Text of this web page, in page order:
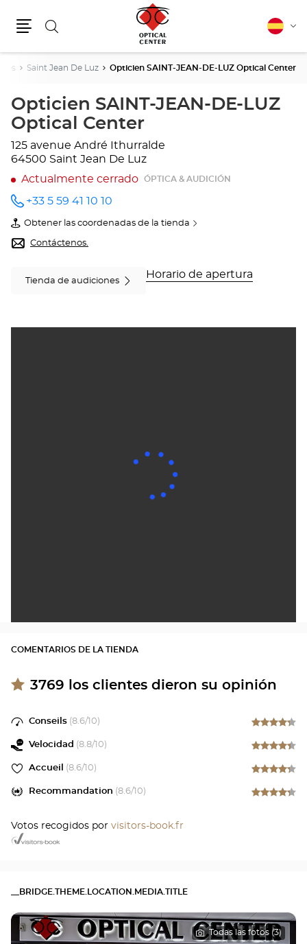
Buscar Español
Saint Jean De Luz Opticien SAINT-JEAN-DE-LUZ Optical Center
Opticien SAINT-JEAN-DE-LUZ
Optical Center
125 avenue André Ithurralde
64500 Saint Jean De Luz
Actualmente cerrado
ÓPTICA & AUDICIÓN
número
de
teléfono
+33 5 59 41 10 10
Obtener las coordenadas de la tienda
de
Opticien
SAINT-
LUZ
Contáctenos.
Tienda de audiciones
Horario de apertura
COMENTARIOS DE LA TIENDA
3769 los clientes dieron su opinión
Conseils (8.6/10)
Velocidad (8.8/10)
Accueil (8.6/10)
Recommandation (8.6/10)
Votos recogidos por visitors-book.fr
__BRIDGE.THEME.LOCATION.MEDIA.TITLE
Todas las fotos (3)